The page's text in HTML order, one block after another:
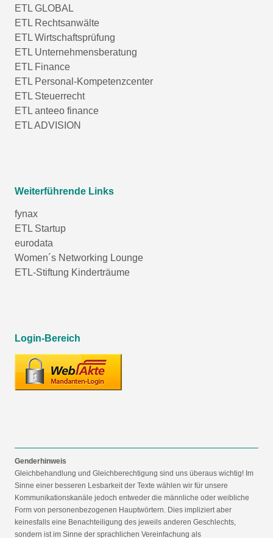
ETL GLOBAL
ETL Rechtsanwälte
ETL Wirtschaftsprüfung
ETL Unternehmensberatung
ETL Finance
ETL Personal-Kompetenzcenter
ETL Steuerrecht
ETL anteeo finance
ETL ADVISION
Weiterführende Links
fynax
ETL Startup
eurodata
Women´s Networking Lounge
ETL-Stiftung Kinderträume
Login-Bereich
Genderhinweis
Gleichbehandlung und Gleichberechtigung sind uns überaus wichtig! Im
Sinne einer besseren Lesbarkeit der Texte wählen wir für unsere
Kommunikationskanäle jedoch entweder die männliche oder weibliche
Form von personenbezogenen Hauptwörtern. Dies impliziert aber
keinesfalls eine Benachteiligung des jeweils anderen Geschlechts,
sondern ist im Sinne der sprachlichen Vereinfachung als